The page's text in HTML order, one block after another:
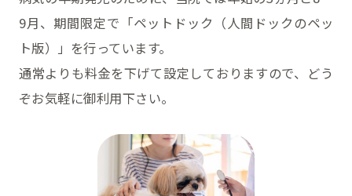
9月、期間限定で「ペットドック（人間ドックのペッ
ト版）」を行っています。
通常よりも料金を下げて設定しておりますので、どう
ぞお気軽に御利用下さい。